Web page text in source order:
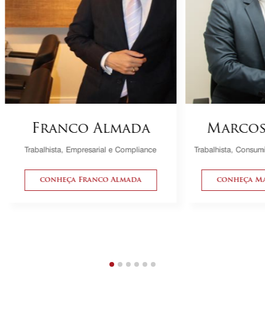
Franco Almada
Trabalhista, Empresarial e Compliance
conheça Franco Almada
Trabalhista,
conheça